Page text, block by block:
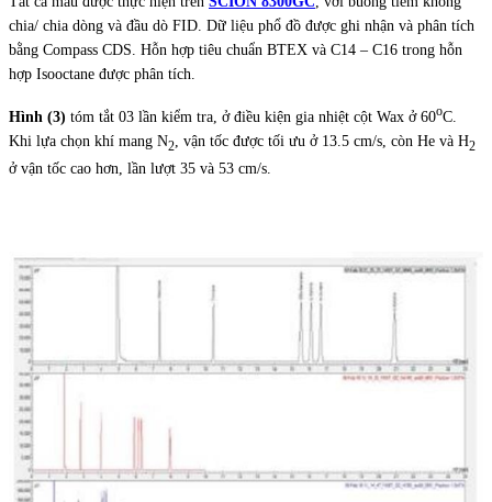
chia/ chia dòng và đầu dò FID. Dữ liệu phổ đồ được ghi nhận và phân tích
bằng Compass CDS. Hỗn hợp tiêu chuẩn BTEX và C14 – C16 trong hỗn
hợp Isooctane được phân tích.
Hình (3) tóm tắt 03 lần kiểm tra, ở điều kiện gia nhiệt cột Wax ở 60oC.
Khi lựa chọn khí mang N2 , vận tốc được tối ưu ở 13.5 cm/s, còn He và H2
ở vận tốc cao hơn, lần lượt 35 và 53 cm/s.